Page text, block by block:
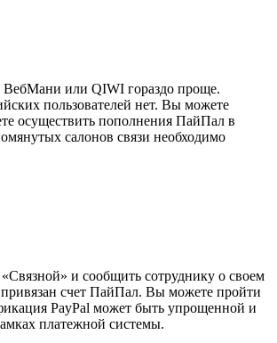
ВебМани или QIWI гораздо проще.
пользователей нет. Вы можете
осуществить пополнения ПайПал в
салонов связи необходимо
и сообщить сотруднику о своем
привязан счет ПайПал. Вы можете пройти
PayPal может быть упрощенной и
платежной системы.